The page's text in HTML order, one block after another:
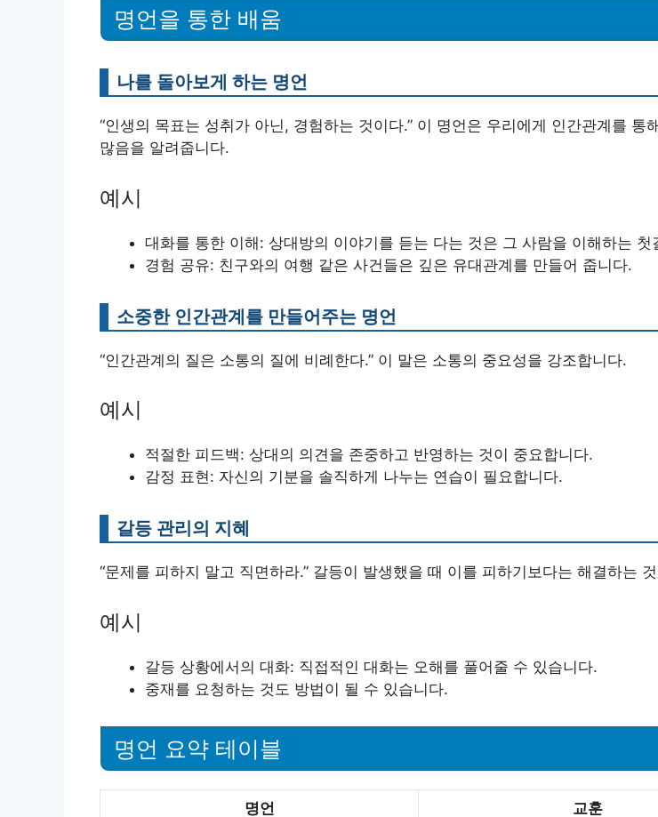
명언을 통한 배움
나를 돌아보게 하는 명언
“인생의 목표는 성취가 아닌, 경험하는 것이다.” 이 명언은 우리에게 인간관계를 통
많음을 알려줍니다.
예시
대화를 통한 이해: 상대방의 이야기를 듣는 다는 것은 그 사람을 이해하는 첫
경험 공유: 친구와의 여행 같은 사건들은 깊은 유대관계를 만들어 줍니다.
소중한 인간관계를 만들어주는 명언
“인간관계의 질은 소통의 질에 비례한다.” 이 말은 소통의 중요성을 강조합니다.
예시
적절한 피드백: 상대의 의견을 존중하고 반영하는 것이 중요합니다.
감정 표현: 자신의 기분을 솔직하게 나누는 연습이 필요합니다.
갈등 관리의 지혜
“문제를 피하지 말고 직면하라.” 갈등이 발생했을 때 이를 피하기보다는 해결하는
예시
갈등 상황에서의 대화: 직접적인 대화는 오해를 풀어줄 수 있습니다.
중재를 요청하는 것도 방법이 될 수 있습니다.
명언 요약 테이블
명언 교훈